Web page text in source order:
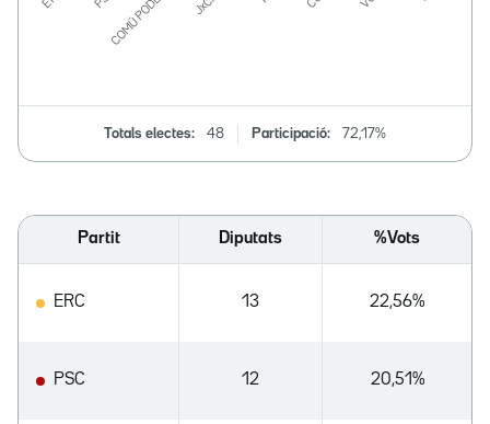
Totals electes: 48 Participació: 72,17%
Partit Diputats %Vots
ERC 13 22,56%
PSC 12 20,51%